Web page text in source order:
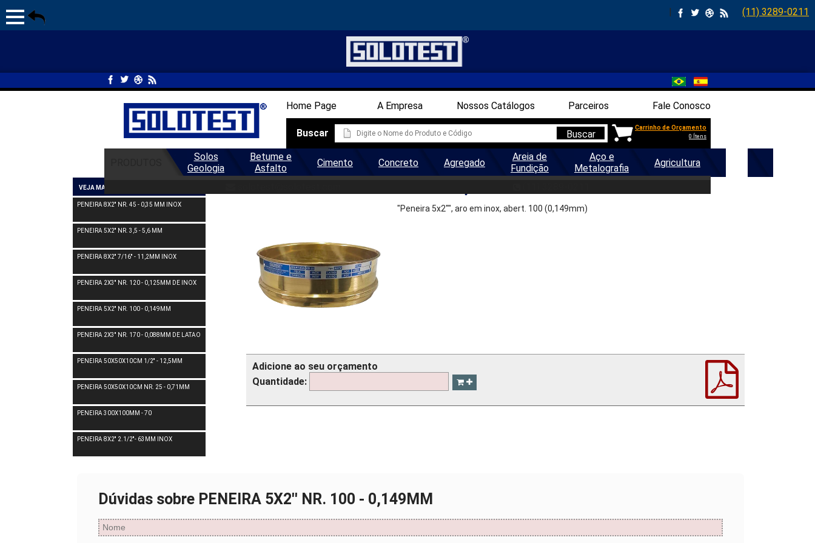
| (11) 3289-0211
Home Page A Empresa Nossos Catálogos Parceiros Fale Conosco
Buscar Buscar
Carrinho de Orçamento
0 Ítens
Solos
Geologia
Betume e
Asfalto
Cimento Concreto Agregado
Areia de
Fundição
Aço e
Metalografia
Agricultura
VEJA MAIS PENEIRA
PENEIRA 8X2'' NR. 45 - 0,35 MM INOX
PENEIRA 5X2'' NR. 3,5 - 5,6 MM
PENEIRA 8X2'' 7/16'' - 11,2MM INOX
PENEIRA 2X3'' NR. 120 - 0,125MM DE INOX
PENEIRA 5X2'' NR. 100 - 0,149MM
PENEIRA 2X3'' NR. 170 - 0,088MM DE LATAO
PENEIRA 50X50X10CM 1/2'' - 12,5MM
PENEIRA 50X50X10CM NR. 25 - 0,71MM
PENEIRA 300X100MM - 70
PENEIRA 8X2'' 2.1/2''- 63MM INOX
"Peneira 5x2"", aro em inox, abert. 100 (0,149mm)
Adicione ao seu orçamento
Quantidade:
Dúvidas sobre PENEIRA 5X2'' NR. 100 - 0,149MM